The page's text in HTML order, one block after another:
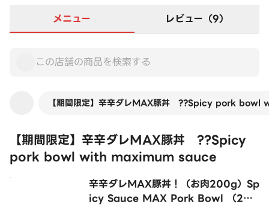
メニュー レビュー（9）
【期間限定】辛辛ダレMAX豚丼 ??Spicy pork
【期間限定】辛辛ダレMAX豚丼 ??Spicy
pork bowl with maximum sauce
辛辛ダレMAX豚丼！（お肉200g）Sp
icy Sauce MAX Pork Bowl （200